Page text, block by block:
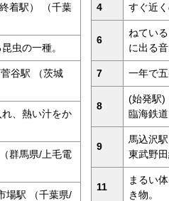
着駅） （千葉
虫の一種。
谷駅 （茨城
、熱い汁をか
群馬県/上毛電
駅 （千葉県/
4 すぐ近く
6
ねてい
に出る音
7 一年で五
8
(始発駅
臨海鉄道
9
馬込沢
東武野田
11
まるい
き物。